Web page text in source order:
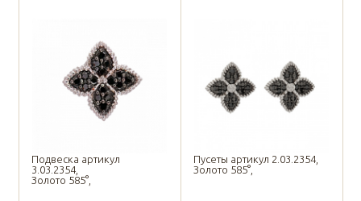
Подвеска артикул
3.03.2354,
Золото 585°,
Пусеты артикул 2.03.2354,
Золото 585°,